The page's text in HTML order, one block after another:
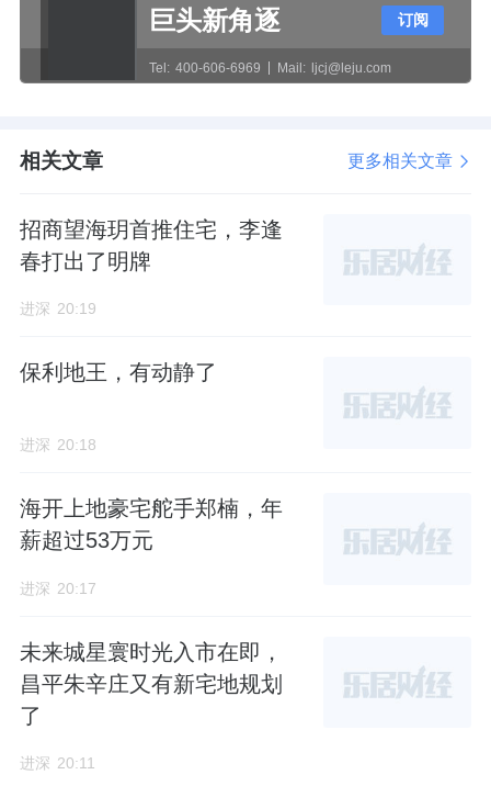
㎡，价差优势显著。
前面也说了，低门槛上车南山前海，这也是山
3）教育上，小区配套南山机关幼儿园及前海创
较为优质。
西侧，远离前海核心成熟地带。
周边物流园密集，有高架桥、码头，货柜车来
全、噪音、粉尘污染等问题突出。
步行距离较长。
3）作为安居房，政策要求购房者十年内不得上
有的准备。
巨头新角逐
Tel: 400-606-6969 Mail: ljcj@leju.com
订阅
相关文章 更多相关文章
招商望海玥首推住宅，李逢
春打出了明牌
进深 20:19
保利地王，有动静了
进深 20:18
海开上地豪宅舵手郑楠，年
薪超过53万元
进深 20:17
未来城星寰时光入市在即，
昌平朱辛庄又有新宅地规划
了
进深 20:11